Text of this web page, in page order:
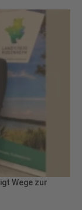
Wege zur